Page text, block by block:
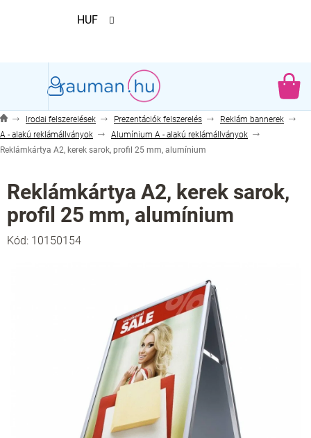
HUF
Irodai felszerelések Prezentációk felszerelés
Reklám bannerek
A - alakú reklámállványok
Alumínium A - alakú reklámállványok
Reklámkártya A2, kerek sarok, profil 25 mm, alumínium
Reklámkártya A2, kerek sarok,
profil 25 mm, alumínium
Kód: 10150154